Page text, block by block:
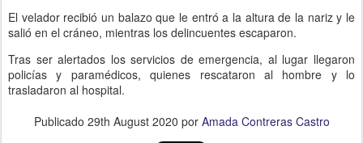
El velador recibió un balazo que le entró a la altura de la nariz y le
salió en el cráneo, mientras los delincuentes escaparon.
Tras ser alertados los servicios de emergencia, al lugar llegaron
policías y paramédicos, quienes rescataron al hombre y lo
trasladaron al hospital.
Publicado 29th August 2020 por Amada Contreras Castro